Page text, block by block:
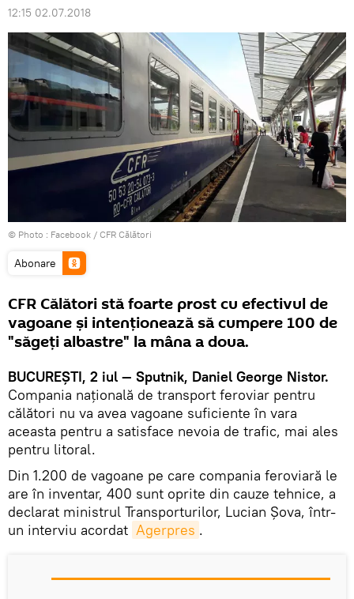
12:15 02.07.2018
© Photo : Facebook / CFR Călători
Abonare
CFR Călători stă foarte prost cu efectivul de
vagoane și intenționează să cumpere 100 de
"săgeți albastre" la mâna a doua.
BUCUREȘTI, 2 iul — Sputnik, Daniel George Nistor.
Compania națională de transport feroviar pentru
călători nu va avea vagoane suficiente în vara
aceasta pentru a satisface nevoia de trafic, mai ales
pentru litoral.
Din 1.200 de vagoane pe care compania feroviară le
are în inventar, 400 sunt oprite din cauze tehnice, a
declarat ministrul Transporturilor, Lucian Şova, într-
un interviu acordat Agerpres .